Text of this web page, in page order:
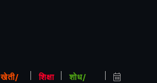
खेती/
शिक्षा
शोध/